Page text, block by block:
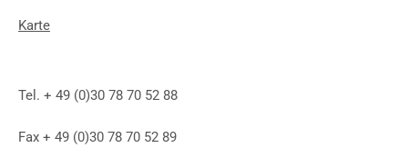
Karte
Tel. + 49 (0)30 78 70 52 88
Fax + 49 (0)30 78 70 52 89